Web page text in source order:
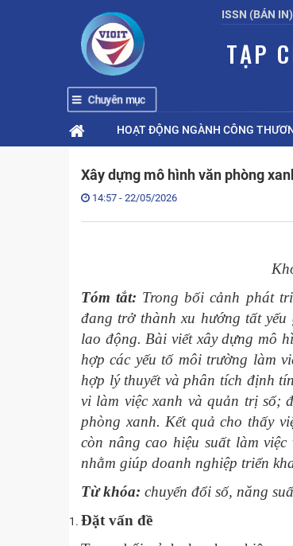
Chuyên mục
ISSN (BẢN
TẠP
HOẠT ĐỘNG NGÀNH CÔNG
Xây dựng mô hình văn phòng
14:57 - 22/05/2026
Tóm tắt: Trong bối cảnh phát
đang trở thành xu hướng tất
lao động. Bài viết xây dựng mô
hợp các yếu tố môi trường làm
hợp lý thuyết và phân tích định
vi làm việc xanh và quản trị số;
phòng xanh. Kết quả cho thấy
còn nâng cao hiệu suất làm
nhằm giúp doanh nghiệp triển
Từ khóa: chuyển đổi số, năng
Đặt vấn đề